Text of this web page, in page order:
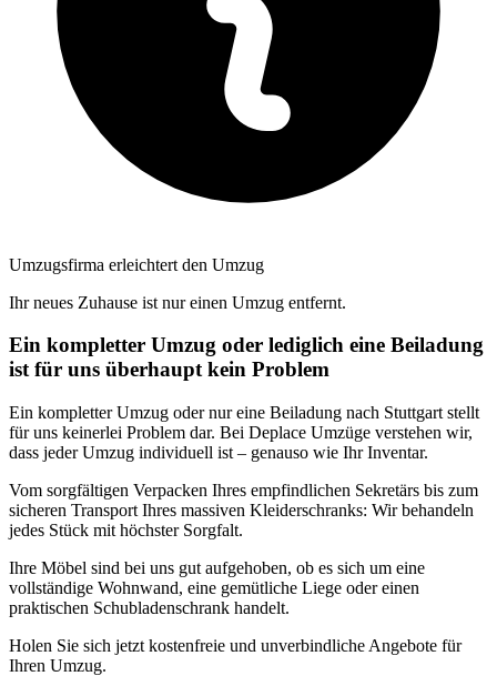
Umzugsfirma erleichtert den Umzug
Ihr neues Zuhause ist nur einen Umzug entfernt.
Ein kompletter Umzug oder lediglich eine Beiladung
ist für uns überhaupt kein Problem
Ein kompletter Umzug oder nur eine Beiladung nach Stuttgart stellt
für uns keinerlei Problem dar. Bei Deplace Umzüge verstehen wir,
dass jeder Umzug individuell ist – genauso wie Ihr Inventar.
Vom sorgfältigen Verpacken Ihres empfindlichen Sekretärs bis zum
sicheren Transport Ihres massiven Kleiderschranks: Wir behandeln
jedes Stück mit höchster Sorgfalt.
Ihre Möbel sind bei uns gut aufgehoben, ob es sich um eine
vollständige Wohnwand, eine gemütliche Liege oder einen
praktischen Schubladenschrank handelt.
Holen Sie sich jetzt kostenfreie und unverbindliche Angebote für
Ihren Umzug.